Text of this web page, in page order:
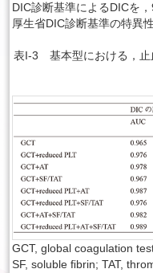
DIC診断基準によるDICを
厚生省DIC診断基準の特異
表I-3 基本型における，止
GCT, global coagulation
SF, soluble ﬁbrin; TAT,